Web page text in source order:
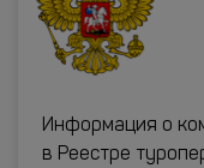
Информация о
в Реестре